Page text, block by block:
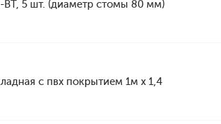
5 шт. (диаметр стомы 80 мм)
с пвх покрытием 1м х 1,4